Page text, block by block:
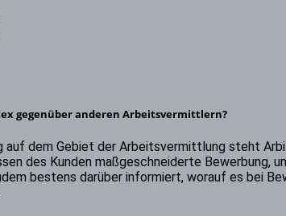
gegenüber anderen Arbeitsvermittlern?
auf dem Gebiet der Arbeitsvermittlung steht
des Kunden maßgeschneiderte Bewerbung,
bestens darüber informiert, worauf es bei